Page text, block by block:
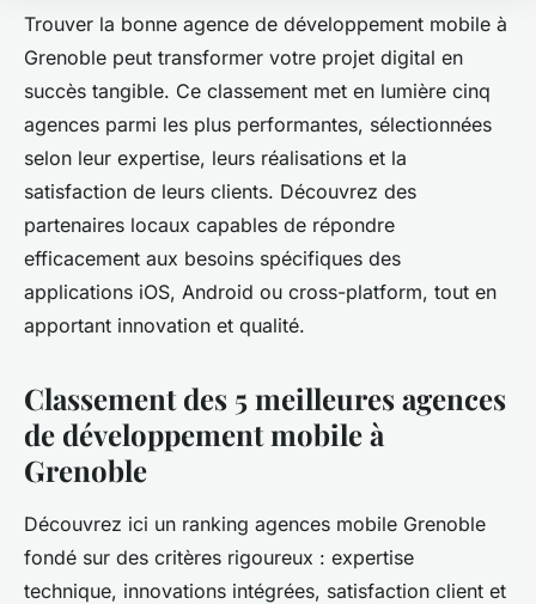
Trouver la bonne agence de développement mobile à
Grenoble peut transformer votre projet digital en
succès tangible. Ce classement met en lumière cinq
agences parmi les plus performantes, sélectionnées
selon leur expertise, leurs réalisations et la
satisfaction de leurs clients. Découvrez des
partenaires locaux capables de répondre
efficacement aux besoins spécifiques des
applications iOS, Android ou cross-platform, tout en
apportant innovation et qualité.
Classement des 5 meilleures agences
de développement mobile à
Grenoble
Découvrez ici un ranking agences mobile Grenoble
fondé sur des critères rigoureux : expertise
technique, innovations intégrées, satisfaction client et